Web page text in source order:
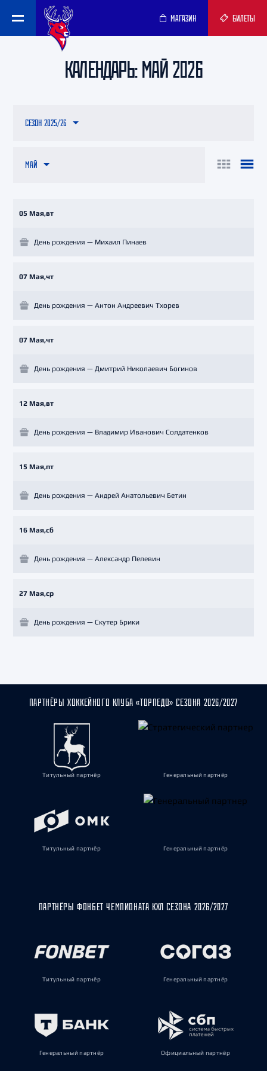
МАГАЗИН БИЛЕТЫ
КАЛЕНДАРЬ: МАЙ 2026
МАЙ
СЕЗОН 2025/26
05 Мая,вт
День рождения — Михаил Пинаев
07 Мая,чт
День рождения — Антон Андреевич Тхорев
07 Мая,чт
День рождения — Дмитрий Николаевич Богинов
12 Мая,вт
День рождения — Владимир Иванович Солдатенков
15 Мая,пт
День рождения — Андрей Анатольевич Бетин
16 Мая,сб
День рождения — Александр Пелевин
27 Мая,ср
День рождения — Скутер Брики
ПАРТНЁРЫ ХОККЕЙНОГО КЛУБА «ТОРПЕДО» СЕЗОНА 2026/2027
Титульный партнёр Генеральный партнёр
Титульный партнёр Генеральный партнёр
ПАРТНЁРЫ ФОНБЕТ ЧЕМПИОНАТА КХЛ СЕЗОНА 2026/2027
Титульный партнёр Генеральный партнёр
Генеральный партнёр Официальный партнёр